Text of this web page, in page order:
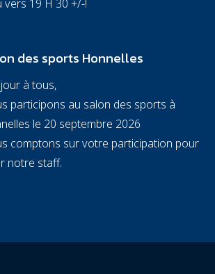
vers 19 H 30 +/-!
des sports Honnelles
à tous,
participons au salon des sports à
le 20 septembre 2026
comptons sur votre participation pour
notre staff.